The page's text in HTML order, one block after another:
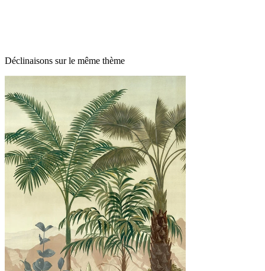
Déclinaisons sur le même thème